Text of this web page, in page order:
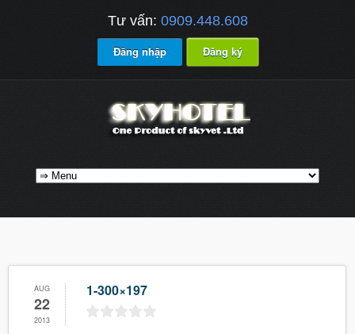
Tư vấn: 0909.448.608
Đăng nhập Đăng ký
AUG
22
2013
1-300×197